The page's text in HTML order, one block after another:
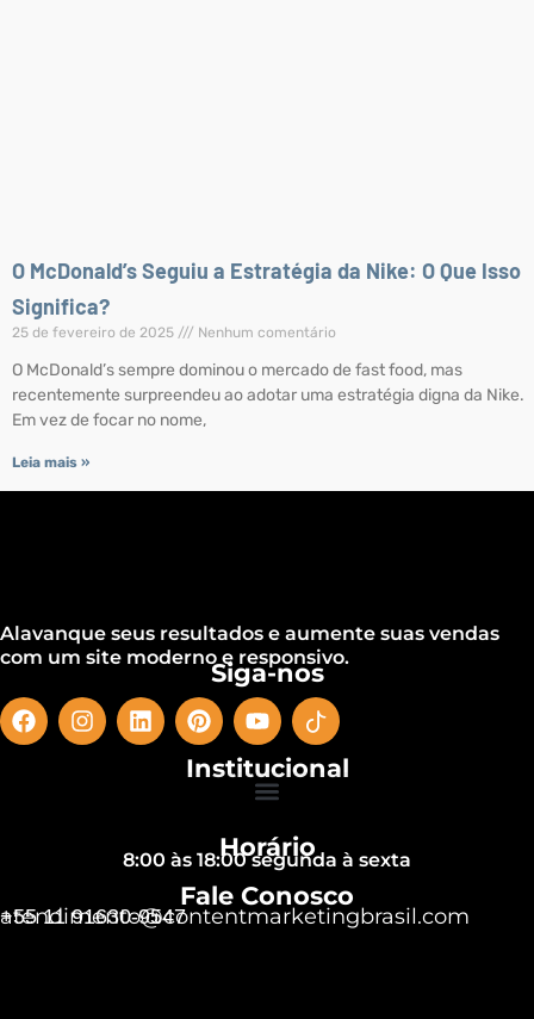
O McDonald’s Seguiu a Estratégia da Nike: O Que Isso
Significa?
25 de fevereiro de 2025 Nenhum comentário
O McDonald’s sempre dominou o mercado de fast food, mas
recentemente surpreendeu ao adotar uma estratégia digna da Nike.
Em vez de focar no nome,
Leia mais »
Alavanque seus resultados e aumente suas vendas
com um site moderno e responsivo.
Siga-nos
Institucional
Horário
8:00 às 18:00 segunda à sexta
Fale Conosco
+55 11 91630-9547
atendimento@contentmarketingbrasil.com